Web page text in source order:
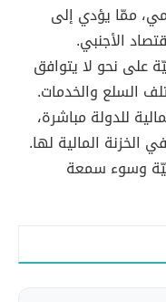
ممّا يؤدي إلى
الأجنبي.
على نحو لا يتوافق
السلع والخدمات.
للدولة مباشرة،
الخزنة المالية لها.
وسوء سمعة